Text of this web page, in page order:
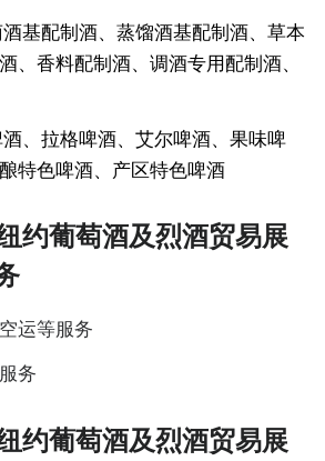
基配制酒、蒸馏酒基配制酒、草本
、香料配制酒、调酒专用配制酒、
、拉格啤酒、艾尔啤酒、果味啤
特色啤酒、产区特色啤酒
约葡萄酒及烈酒贸易展
运等服务
务
约葡萄酒及烈酒贸易展